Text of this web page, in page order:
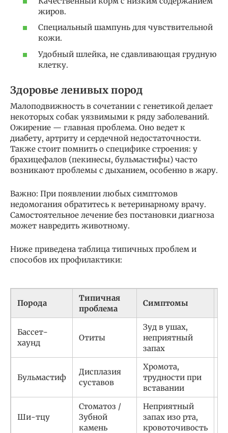
жиров.
Специальный шампунь для чувствительной
кожи.
Удобный шлейка, не сдавливающая грудную
клетку.
Здоровье ленивых пород
Малоподвижность в сочетании с генетикой делает
некоторых собак уязвимыми к ряду заболеваний.
Ожирение — главная проблема. Оно ведет к
диабету, артриту и сердечной недостаточности.
Также стоит помнить о специфике строения: у
брахицефалов (пекинесы, бульмастифы) часто
возникают проблемы с дыханием, особенно в жару.
Важно: При появлении любых симптомов
недомогания обратитесь к ветеринарному врачу.
Самостоятельное лечение без постановки диагноза
может навредить животному.
Ниже приведена таблица типичных проблем и
способов их профилактики:
Порода
Типичная
проблема
Симптомы
Бассет-
хаунд
Отиты
Зуд в ушах,
неприятный
запах
Бульмастиф
Дисплазия
суставов
Хромота,
трудности при
вставании
Ши-тцу
Стоматоз /
Зубной
камень
Неприятный
запах изо рта,
кровоточивость